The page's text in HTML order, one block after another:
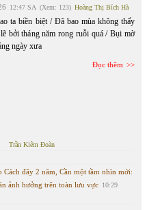
12:47 SA (Xem: 123) Hoàng Thị Bích Hà
ta biền biệt / Đã bao mùa không thấy
bởi tháng năm rong ruỗi quá / Bụi mờ
ngày xưa
Đọc thêm
Trần Kiêm Đoàn
Cách đây 2 năm, Cần một tầm nhìn mới:
ảnh hưởng trên toàn lưu vực 10:29